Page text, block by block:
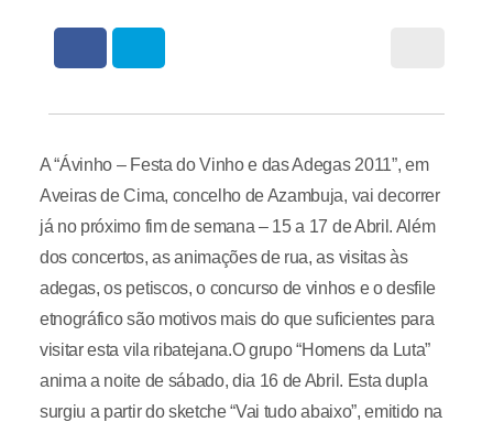
A “Ávinho – Festa do Vinho e das Adegas 2011”, em
Aveiras de Cima, concelho de Azambuja, vai decorrer
já no próximo fim de semana – 15 a 17 de Abril. Além
dos concertos, as animações de rua, as visitas às
adegas, os petiscos, o concurso de vinhos e o desfile
etnográfico são motivos mais do que suficientes para
visitar esta vila ribatejana.O grupo “Homens da Luta”
anima a noite de sábado, dia 16 de Abril. Esta dupla
surgiu a partir do sketche “Vai tudo abaixo”, emitido na